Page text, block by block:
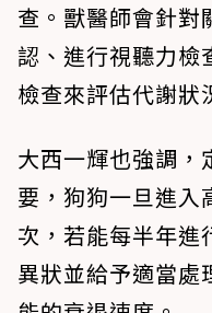
查。獸醫師會針對
認、進行視聽力檢
檢查來評估代謝狀
大西一輝也強調，
要，狗狗一旦進入
次，若能每半年進
異狀並給予適當處